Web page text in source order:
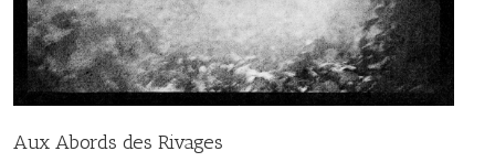
Aux Abords des Rivages